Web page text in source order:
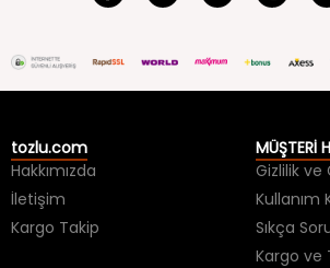
tozlu.com
Hakkımızda
İletişim
Kargo Takip
MÜŞTERİ
Gizlilik ve
Kullanım
Sıkça
Kargo ve